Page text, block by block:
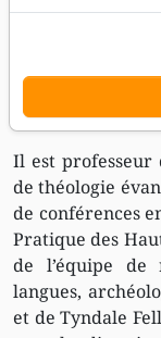
et
française de
(diplôme
boursier de
Lettres.
Il est professeur
de théologie
de conférences
Pratique des
de l’équipe de
langues,
et de Tyndale